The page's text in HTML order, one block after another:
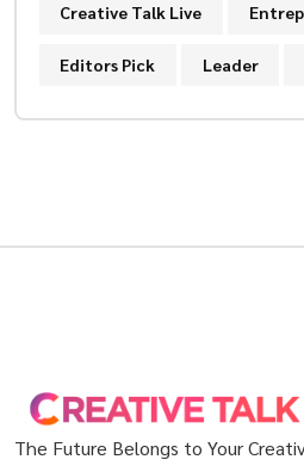
Creative Talk Live
Editors Pick Leader
The Future Belongs to Your